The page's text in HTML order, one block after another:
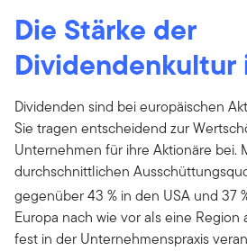
Die Stärke der
Dividendenkultur
Dividenden sind bei europäischen
Sie tragen entscheidend zur
Unternehmen für ihre Aktionäre bei.
durchschnittlichen
gegenüber 43 % in den USA und 37
Europa nach wie vor als eine Region
fest in der Unternehmenspraxis